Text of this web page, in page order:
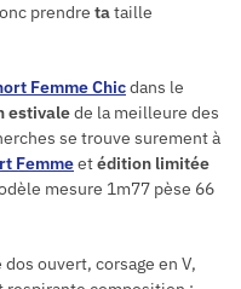
prendre tataille
Femme Chicdans le
estivalede la meilleure des
se trouve surement à
Femmeetédition limitée
mesure 1m77 pèse 66
ouvert, corsage en V,